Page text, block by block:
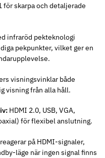
skarpa och detaljerade
infraröd pekteknologi
pekpunkter, vilket ger en
visningsvinklar både
visning från alla håll.
HDMI 2.0, USB, VGA,
för flexibel anslutning.
på HDMI-signaler,
läge när ingen signal finns